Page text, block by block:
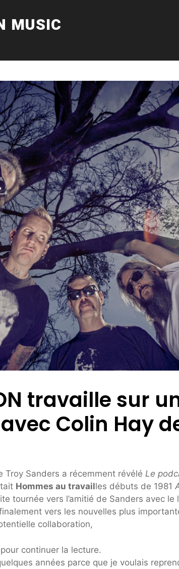
MUSIC
travaille sur
Colin Hay
Troy Sanders a récemment révélé Le
Hommes au travailles débuts de 1981
tournée vers l’amitié de Sanders avec
vers les nouvelles plus
collaboration,
continuer la lecture.
années parce que je voulais